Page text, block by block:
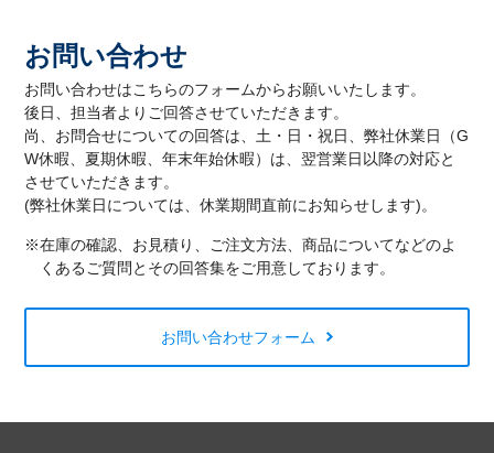
お問い合わせ
お問い合わせはこちらのフォームからお願いいたします。
後日、担当者よりご回答させていただきます。
尚、お問合せについての回答は、土・日・祝日、弊社休業日（G
W休暇、夏期休暇、年末年始休暇）は、翌営業日以降の対応と
させていただきます。
(弊社休業日については、休業期間直前にお知らせします)。
※在庫の確認、お見積り、ご注文方法、商品についてなどのよ
くあるご質問とその回答集をご用意しております。
お問い合わせフォーム